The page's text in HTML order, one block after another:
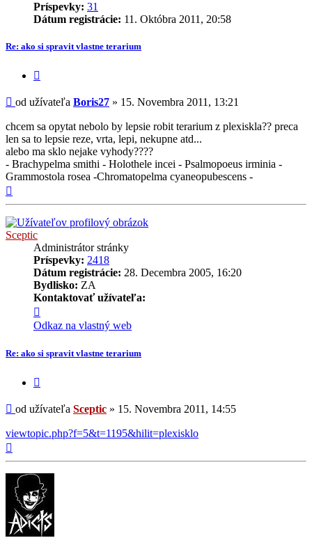
Príspevky: 31
Dátum registrácie: 11. Októbra 2011, 20:58
Re: ako si spravit vlastne terarium
Príspevok
od užívateľa Boris27 » 15. Novembra 2011, 13:21
chcem sa opytat nebolo by lepsie robit terarium z plexiskla?? preca
len sa to lepsie reze, vrta, lepi, nekupne atd...
alebo ma sklo nejake vyhody????
- Brachypelma smithi - Holothele incei - Psalmopoeus irminia -
Grammostola rosea -Chromatopelma cyaneopubescens -
Sceptic
Administrátor stránky
Príspevky: 2418
Dátum registrácie: 28. Decembra 2005, 16:20
Bydlisko: ZA
Kontaktovať užívateľa:
informácie
užívateľa
-
Sceptic
Odkaz na vlastný web
Re: ako si spravit vlastne terarium
Príspevok
od užívateľa Sceptic » 15. Novembra 2011, 14:55
viewtopic.php?f=5&t=1195&hilit=plexisklo